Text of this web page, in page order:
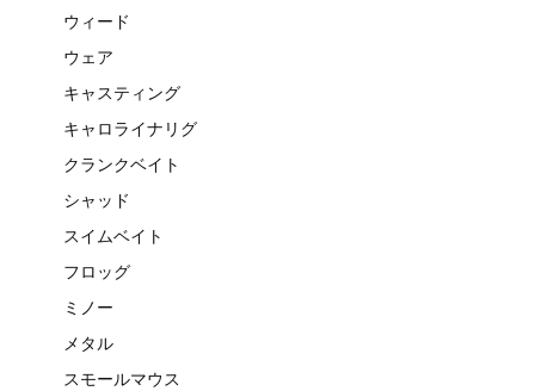
ウィード
ウェア
キャスティング
キャロライナリグ
クランクベイト
シャッド
スイムベイト
フロッグ
ミノー
メタル
スモールマウス